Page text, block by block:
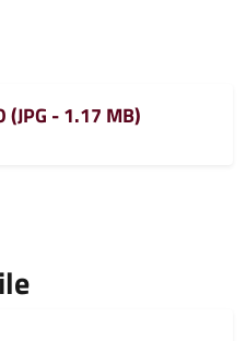
(JPG - 1.17 MB)